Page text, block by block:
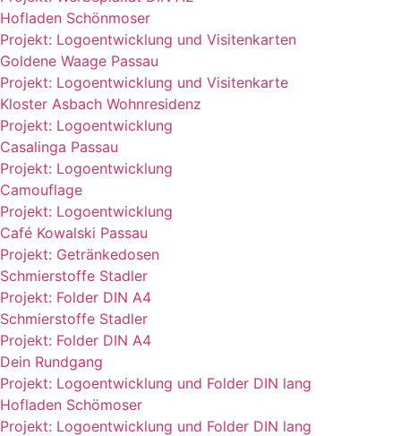
Hofladen Schönmoser
Projekt: Logoentwicklung und Visitenkarten
Goldene Waage Passau
Projekt: Logoentwicklung und Visitenkarte
Kloster Asbach Wohnresidenz
Projekt: Logoentwicklung
Casalinga Passau
Projekt: Logoentwicklung
Camouflage
Projekt: Logoentwicklung
Café Kowalski Passau
Projekt: Getränkedosen
Schmierstoffe Stadler
Projekt: Folder DIN A4
Schmierstoffe Stadler
Projekt: Folder DIN A4
Dein Rundgang
Projekt: Logoentwicklung und Folder DIN lang
Hofladen Schömoser
Projekt: Logoentwicklung und Folder DIN lang